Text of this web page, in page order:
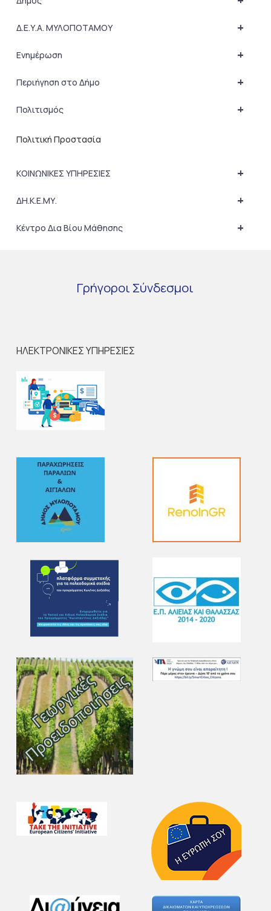
+
Δ.Ε.Υ.Α. ΜΥΛΟΠΟΤΑΜΟΥ
+
Ενημέρωση
+
Περιήγηση στο Δήμο
+
Πολιτισμός
Πολιτική Προστασία
+
ΚΟΙΝΩΝΙΚΕΣ ΥΠΗΡΕΣΙΕΣ
+
ΔΗ.Κ.Ε.ΜΥ.
+
Κέντρο Δια Βίου Μάθησης
Γρήγοροι Σύνδεσμοι
ΗΛΕΚΤΡΟΝΙΚΕΣ ΥΠΗΡΕΣΙΕΣ